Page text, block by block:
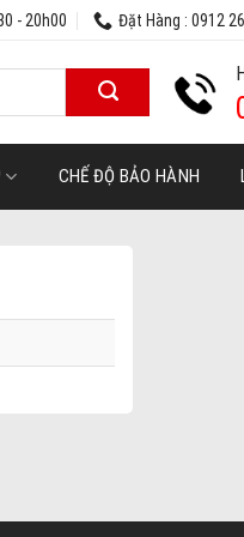
- 20h00 Đặt Hàng : 0912
CHẾ ĐỘ BẢO HÀNH